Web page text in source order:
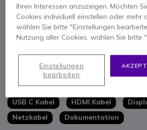
bessere Übersicht
USB C Dockingmit Stromversorgung
über ein Kabel
Integrierte Webcammit Mikrofon für
UWQHD Auflösung
Arbeitsfläche
Ergonomisches Design mit
Neigungsfunktion
Im Paket
Monitor Philips 34B1U5600CH
USB C Kabel
HDMI Kabel
Netzkabel
Dokumentation
Ihren Interessen anzuzeigen. Möchten
Cookies individuell einstellen oder mehr
wählen Sie bitte "Einstellungen
Nutzung aller Cookies, wählen Sie bitte
Einstellungen
bearbeiten